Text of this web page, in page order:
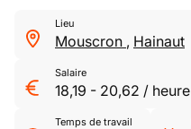
Lieu
Mouscron , Hainaut
Salaire
18,19 - 20,62 / heure
Temps de travail